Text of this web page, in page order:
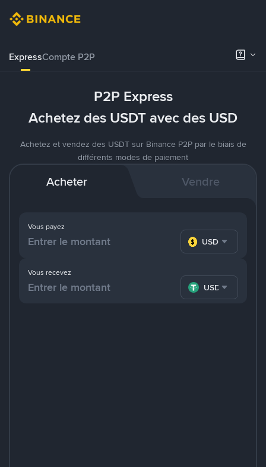
ExpressCompte P2P
P2P Express
Achetez des USDT avec des USD
Achetez et vendez des USDT sur Binance P2P par le biais de
différents modes de paiement
Acheter Vendre
Vous payez
USD
Vous recevez
USDT